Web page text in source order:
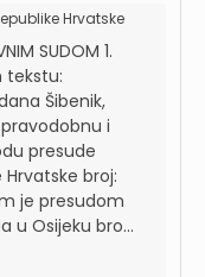
Hrvatske
SUDOM 1.
tekstu:
Šibenik,
i
presude
broj:
je presudom
u Osijeku bro...